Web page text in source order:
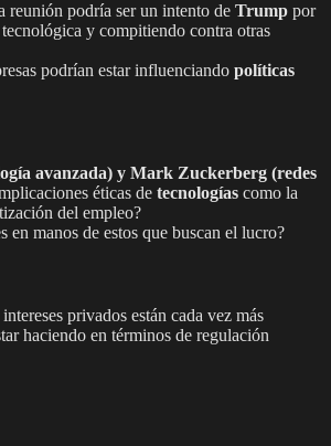
reunión podría ser un intento de Trump por
y compitiendo contra otras
podrían estar influenciando políticas
avanzada) y Mark Zuckerberg (redes
éticas de tecnologías como la
del empleo?
en manos de estos que buscan el lucro?
privados están cada vez más
haciendo en términos de regulación